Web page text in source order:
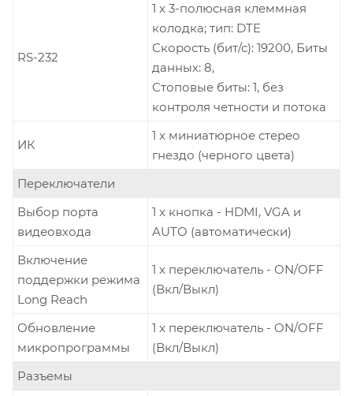
RS-232
1 x 3-полюсная клеммная
колодка; тип: DTE
Скорость (бит/с): 19200, Биты
данных: 8,
Стоповые биты: 1, без
контроля четности и потока
ИК
1 x миниатюрное стерео
гнездо (черного цвета)
Переключатели
Выбор порта
видеовхода
1 x кнопка - HDMI, VGA и
AUTO (автоматически)
Включение
поддержки режима
Long Reach
1 x переключатель - ON/OFF
(Вкл/Выкл)
Обновление
микропрограммы
1 x переключатель - ON/OFF
(Вкл/Выкл)
Разъемы